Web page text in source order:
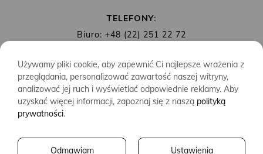
TELEFONY:
Biuro: +48 (22) 251 22 72
MAIL: biuro@wydawnictwoalbatros.com
COPYRIGHTS WYDAWNICTWO ALBATROS
Używamy pliki cookie, aby zapewnić Ci najlepsze wrażenia z
przeglądania, personalizować zawartość naszej witryny,
analizować jej ruch i wyświetlać odpowiednie reklamy. Aby
uzyskać więcej informacji, zapoznaj się z naszą polityką
prywatności.
Ustawienia
Odmawiam